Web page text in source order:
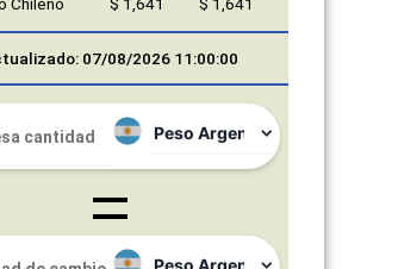
DE MONEDAS
Moneda Compra Venta
Oficial + $ 1470,00 $ 1520,00
$ 293,927 $ 293,928